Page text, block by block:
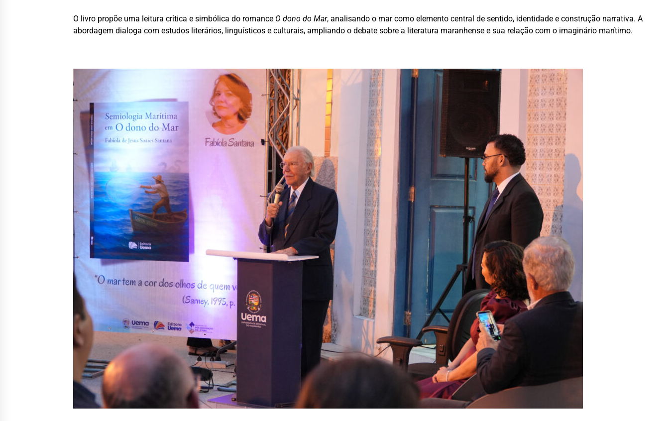
O livro propõe uma leitura crítica e simbólica do romance O dono do Mar, analisando o mar como elemento central de sentido, identidade e construção narrativa. A
abordagem dialoga com estudos literários, linguísticos e culturais, ampliando o debate sobre a literatura maranhense e sua relação com o imaginário marítimo.